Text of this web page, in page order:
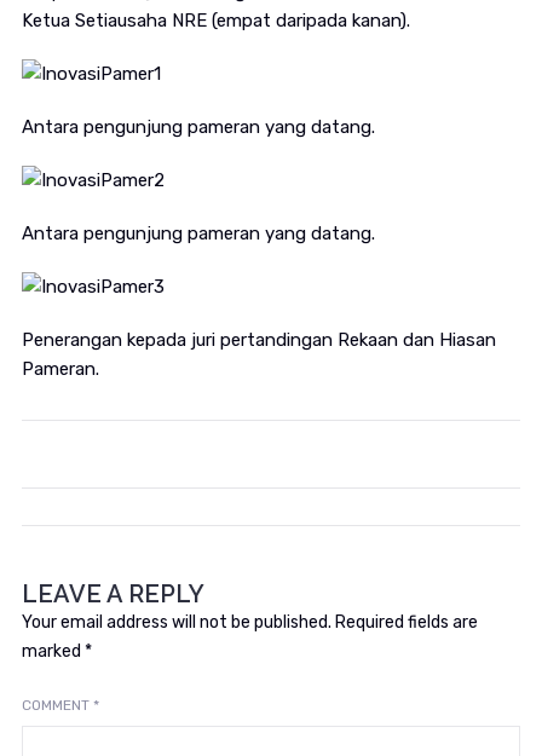
Ketua Setiausaha NRE (empat daripada kanan).
Antara pengunjung pameran yang datang.
Antara pengunjung pameran yang datang.
Penerangan kepada juri pertandingan Rekaan dan Hiasan
Pameran.
LEAVE A REPLY
Your email address will not be published. Required fields are
marked *
COMMENT *